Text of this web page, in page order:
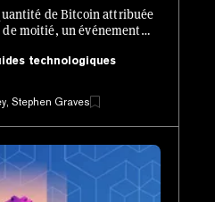
de Bitcoin attribuée
moitié, un événement
technologiques
Stephen Graves